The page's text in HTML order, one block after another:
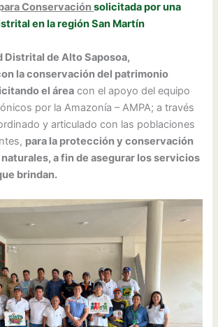
Conservaciónsolicitada por una
en la región San Martín
Distrital de Alto Saposoa,
la conservación del patrimonio
el área con el apoyo del equipo
por la Amazonía – AMPA; a través
y articulado con las poblaciones
para la protección y conservación
a fin de asegurar los servicios
brindan.